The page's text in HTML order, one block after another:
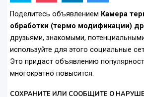
Поделитесь объявлением Камера
обработки (термо модификации)
друзьями, знакомыми,
используйте для этого социальные
Это придаст объявлению
многократно повысится.
СОХРАНИТЕ ИЛИ СООБЩИТЕ О